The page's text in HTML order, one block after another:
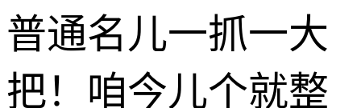
普通名儿一抓一大
把！咱今儿个就整